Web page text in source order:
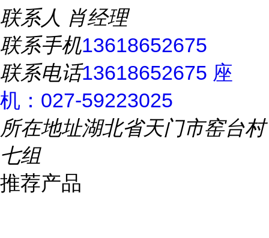
联系人 肖经理
联系手机13618652675
联系电话13618652675 座
机：027-59223025
所在地址湖北省天门市窑台村
七组
推荐产品